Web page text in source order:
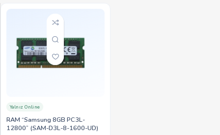
RAM “Samsung 8GB PC3L-
12800” (SAM-D3L-8-1600-UD)
Yalnız Online